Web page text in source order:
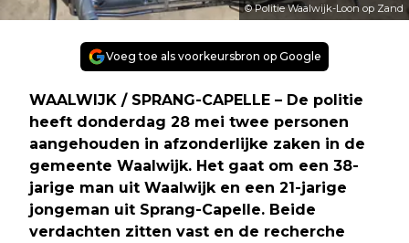
© Politie Waalwijk-Loon op Zand
Voeg toe als voorkeursbron op Google
WAALWIJK / SPRANG-CAPELLE – De politie
heeft donderdag 28 mei twee personen
aangehouden in afzonderlijke zaken in de
gemeente Waalwijk. Het gaat om een 38-
jarige man uit Waalwijk en een 21-jarige
jongeman uit Sprang-Capelle. Beide
verdachten zitten vast en de recherche